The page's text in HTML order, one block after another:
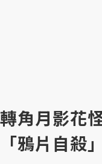
轉角月影花
「鴉片自殺